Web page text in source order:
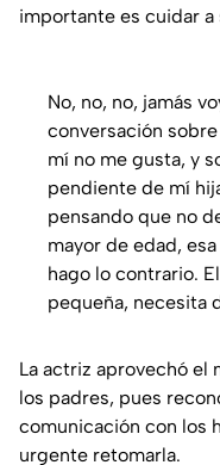
importante es cuidar
No, no, no, jamás
conversación
mí no me gusta, y
pendiente de mí
pensando que no
mayor de edad,
hago lo contrario.
pequeña, necesita
La actriz aprovechó el
los padres, pues
comunicación con los
urgente retomarla.